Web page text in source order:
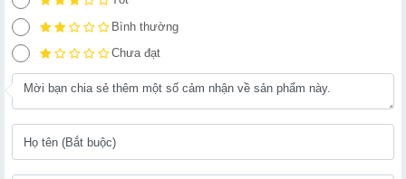
Bình thường
Chưa đạt